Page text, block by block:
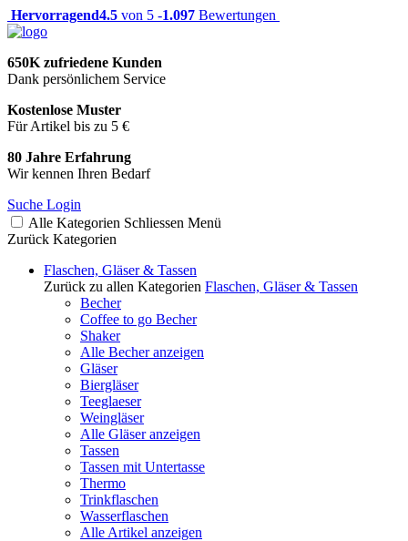
Hervorragend4.5 von 5 -1.097 Bewertungen
650K zufriedene Kunden
Dank persönlichem Service
Kostenlose Muster
Für Artikel bis zu 5 €
80 Jahre Erfahrung
Wir kennen Ihren Bedarf
Suche Login
Alle Kategorien Schliessen Menü
Zurück Kategorien
Flaschen, Gläser & Tassen
Zurück zu allen Kategorien Flaschen, Gläser & Tassen
Becher
Coffee to go Becher
Shaker
Alle Becher anzeigen
Gläser
Biergläser
Teeglaeser
Weingläser
Alle Gläser anzeigen
Tassen
Tassen mit Untertasse
Thermo
Trinkflaschen
Wasserflaschen
Alle Artikel anzeigen